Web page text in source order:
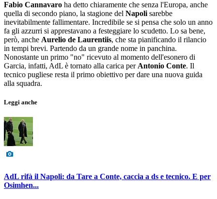
Fabio Cannavaro ha detto chiaramente che senza l'Europa, anche
quella di secondo piano, la stagione del Napoli sarebbe
inevitabilmente fallimentare. Incredibile se si pensa che solo un anno
fa gli azzurri si apprestavano a festeggiare lo scudetto. Lo sa bene,
però, anche Aurelio de Laurentiis, che sta pianificando il rilancio
in tempi brevi. Partendo da un grande nome in panchina.
Nonostante un primo "no" ricevuto al momento dell'esonero di
Garcia, infatti, AdL è tornato alla carica per Antonio Conte. Il
tecnico pugliese resta il primo obiettivo per dare una nuova guida
alla squadra.
Leggi anche
AdL rifà il Napoli: da Tare a Conte, caccia a ds e tecnico. E per
Osimhen...